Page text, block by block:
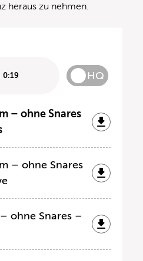
heraus zu nehmen.
0:19 HQ
– ohne Snares
– ohne Snares
ohne Snares –